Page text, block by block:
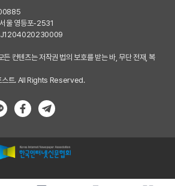
울 영등포-2531
: J1204020230009
컨텐츠는 저작권 법의 보호를 받는 바, 무단 전재, 복
트. All Rights Reserved.